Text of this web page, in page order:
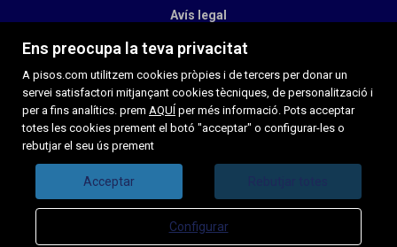
Ens preocupa la teva privacitat
A pisos.com utilitzem cookies pròpies i de tercers per donar un
servei satisfactori mitjançant cookies tècniques, de personalització i
per a fins analítics. prem AQUÍ per més informació. Pots acceptar
totes les cookies prement el botó "acceptar" o configurar-les o
rebutjar el seu ús prement
Acceptar
Configurar
Avís legal
Preferits
Immobles destacats
Notícies
Política de cookies